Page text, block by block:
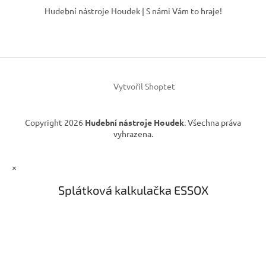
k
u
í
Hudební nástroje Houdek | S námi Vám to hraje!
Vytvořil Shoptet
Copyright 2026 Hudební nástroje Houdek. Všechna práva
vyhrazena.
×
Splátková kalkulačka ESSOX